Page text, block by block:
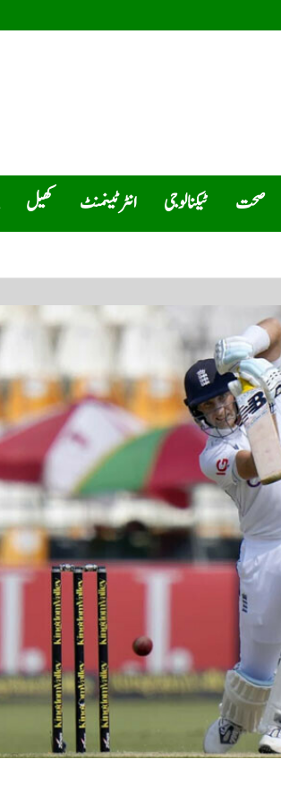
صحت ٹیکنالوجی انٹرٹینمنٹ کھیل